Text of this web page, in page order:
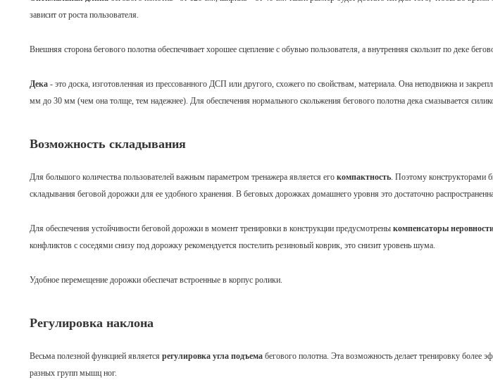
зависит от роста пользователя.
Внешняя сторона бегового полотна обеспечивает хорошее сцепление с обувью пользователя, а внутренняя скользит по деке
Дека - это доска, изготовленная из прессованного ДСП или другого, схожего по свойствам, материала. Она неподвижна и
мм до 30 мм (чем она толще, тем надежнее). Для обеспечения нормального скольжения бегового полотна дека смазывается
Возможность складывания
Для большого количества пользователей важным параметром тренажера является его компактность. Поэтому конструкторами
складывания беговой дорожки для ее удобного хранения. В беговых дорожках домашнего уровня это достаточно
Для обеспечения устойчивости беговой дорожки в момент тренировки в конструкции предусмотрены компенсаторы
конфликтов с соседями снизу под дорожку рекомендуется постелить резиновый коврик, это снизит уровень шума.
Удобное перемещение дорожки обеспечат встроенные в корпус ролики.
Регулировка наклона
Весьма полезной функцией является регулировка угла подъема бегового полотна. Эта возможность делает тренировку более
разных групп мышц ног.